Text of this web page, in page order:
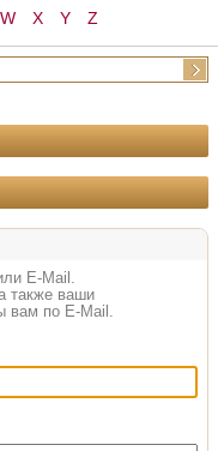
W X Y Z
E-Mail.
также ваши
вам по E-Mail.